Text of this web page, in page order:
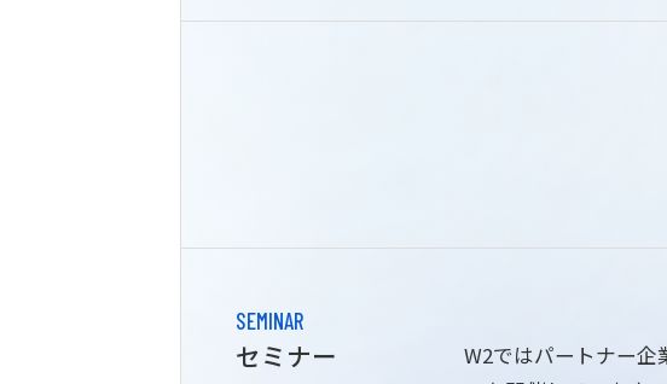
SEMINAR
セミナー
W2ではパートナー